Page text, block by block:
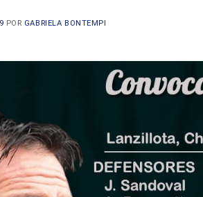
POR GABRIELA BONTEMPI